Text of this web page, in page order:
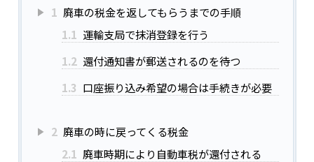
1 廃車の税金を返してもらうまでの手順
1.1 運輸支局で抹消登録を行う
1.2 還付通知書が郵送されるのを待つ
1.3 口座振り込み希望の場合は手続きが必要
2 廃車の時に戻ってくる税金
2.1 廃車時期により自動車税が還付される